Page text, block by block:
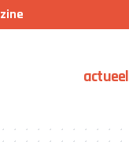
actueel